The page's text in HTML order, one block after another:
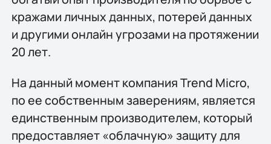
кражами личных данных, потерей данных
и другими онлайн угрозами на протяжении
20 лет.
На данный момент компания Trend Micro,
по ее собственным заверениям, является
единственным производителем, который
предоставляет «облачную» защиту для